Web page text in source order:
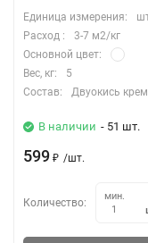
Единица измерения:
Расход :
3-7 м2/кг
Основной цвет:
Вес, кг:
5
Состав:
Двуокись
В наличии - 51 шт.
599 ₽ /шт.
Количество:
мин.
1